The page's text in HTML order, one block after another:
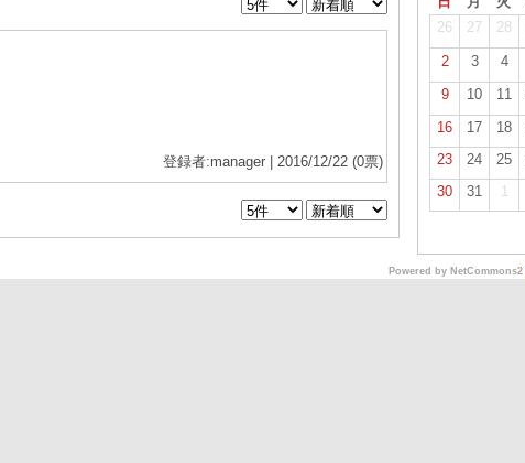
登録者:manager | 2016/12/22 (0票)
26
27 28
2 3 4
9
10 11
16
17 18
23
24 25
30
31 1
Powered by NetCommons2